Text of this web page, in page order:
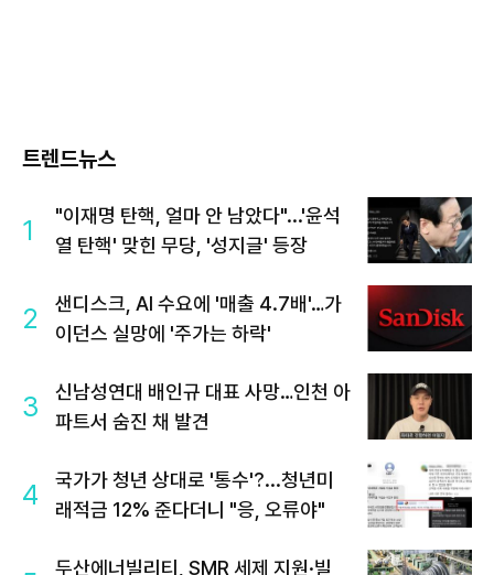
트렌드뉴스
1
"이재명 탄핵, 얼마 안 남았다"...'윤석
열 탄핵' 맞힌 무당, '성지글' 등장
2
샌디스크, AI 수요에 '매출 4.7배'…가
이던스 실망에 '주가는 하락'
3
신남성연대 배인규 대표 사망…인천 아
파트서 숨진 채 발견
4
국가가 청년 상대로 '통수'?...청년미
래적금 12% 준다더니 "응, 오류야"
두산에너빌리티, SMR 세제 지원·빌